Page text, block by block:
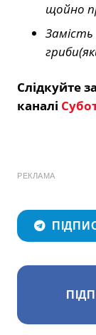
щойно
Замість
Слідкуйте
каналі
РЕКЛАМА